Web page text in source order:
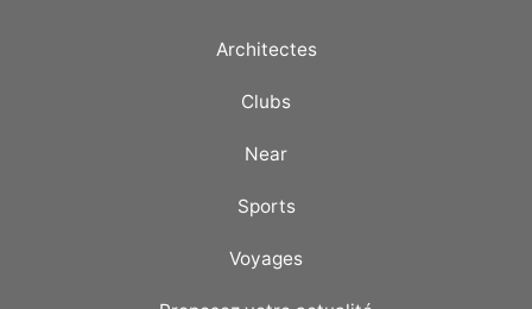
Architectes
Clubs
Near
Sports
Voyages